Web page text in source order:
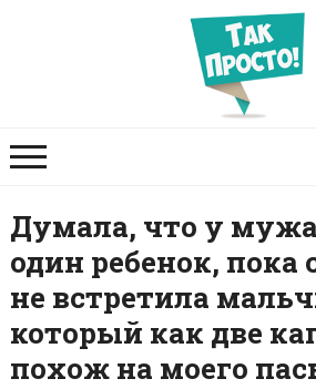
Думала, что у
один ребенок, пока
не встретила
который как две
похож на моего